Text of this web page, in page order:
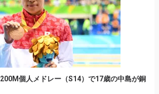
個人メドレー（S14）で17歳の中島が銅